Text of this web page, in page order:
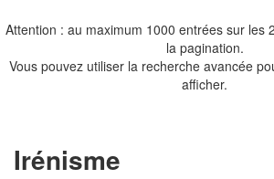
Attention : au maximum 1000 entrées sur les
la pagination.
Vous pouvez utiliser la recherche avancée
afficher.
Irénisme